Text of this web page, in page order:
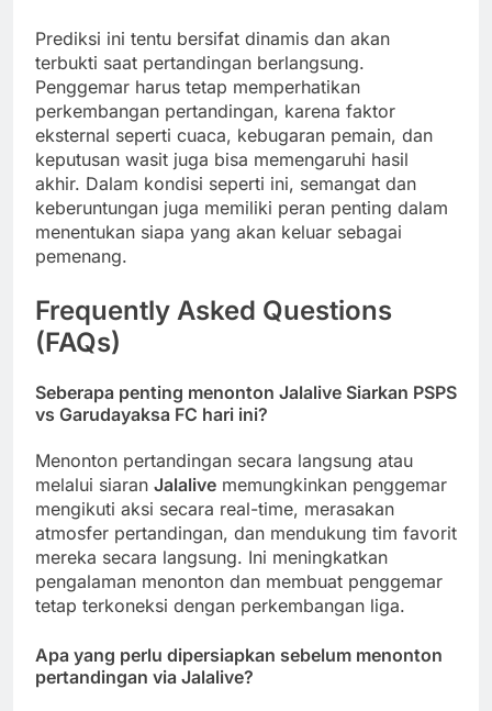
Prediksi ini tentu bersifat dinamis dan akan
terbukti saat pertandingan berlangsung.
Penggemar harus tetap memperhatikan
perkembangan pertandingan, karena faktor
eksternal seperti cuaca, kebugaran pemain, dan
keputusan wasit juga bisa memengaruhi hasil
akhir. Dalam kondisi seperti ini, semangat dan
keberuntungan juga memiliki peran penting dalam
menentukan siapa yang akan keluar sebagai
pemenang.
Frequently Asked Questions
(FAQs)
Seberapa penting menonton Jalalive Siarkan PSPS
vs Garudayaksa FC hari ini?
Menonton pertandingan secara langsung atau
melalui siaran Jalalive memungkinkan penggemar
mengikuti aksi secara real-time, merasakan
atmosfer pertandingan, dan mendukung tim favorit
mereka secara langsung. Ini meningkatkan
pengalaman menonton dan membuat penggemar
tetap terkoneksi dengan perkembangan liga.
Apa yang perlu dipersiapkan sebelum menonton
pertandingan via Jalalive?